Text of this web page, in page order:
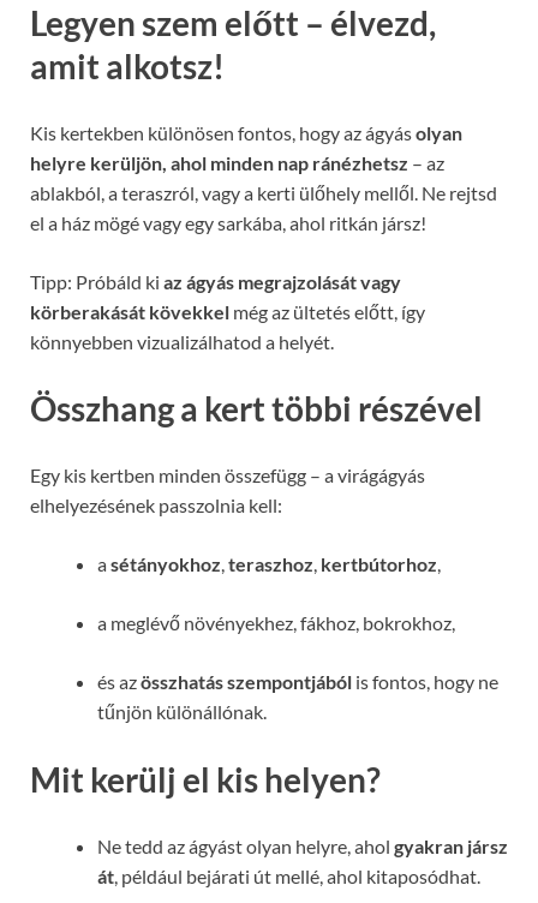
Legyen szem előtt – élvezd,
amit alkotsz!
Kis kertekben különösen fontos, hogy az ágyásolyan
helyre kerüljön, ahol minden nap ránézhetsz – az
ablakból, a teraszról, vagy a kerti ülőhely mellől. Ne rejtsd
el a ház mögé vagy egy sarkába, ahol ritkán jársz!
Tipp: Próbáld ki az ágyás megrajzolását vagy
körberakását kövekkel még az ültetés előtt, így
könnyebben vizualizálhatod a helyét.
Összhang a kert többi részével
Egy kis kertben minden összefügg – a virágágyás
elhelyezésének passzolnia kell:
asétányokhoz,teraszhoz, kertbútorhoz,
a meglévő növényekhez, fákhoz, bokrokhoz,
és azösszhatás szempontjából is fontos, hogy ne
tűnjön különállónak.
Mit kerülj el kis helyen?
Ne tedd az ágyást olyan helyre, ahol gyakran jársz
át , például bejárati út mellé, ahol kitaposódhat.